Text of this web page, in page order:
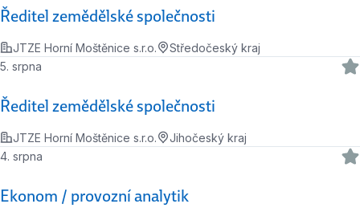
Ředitel zemědělské společnosti
JTZE Horní Moštěnice s.r.o. Středočeský kraj
Ředitel zemědělské společnosti
5. srpna
JTZE Horní Moštěnice s.r.o. Jihočeský kraj
Ekonom / provozní analytik
4. srpna